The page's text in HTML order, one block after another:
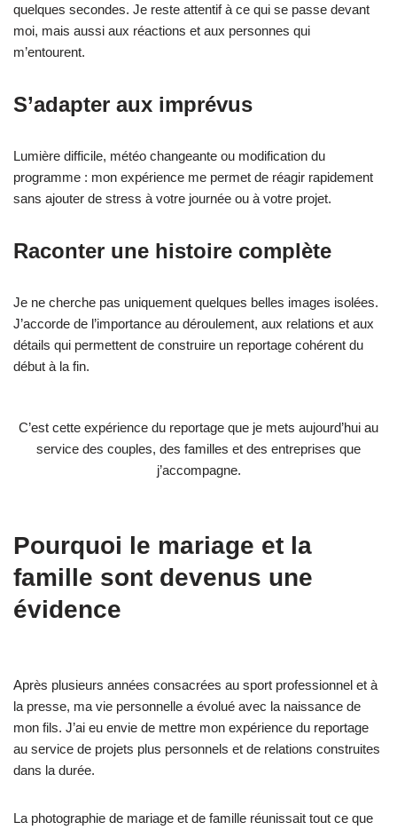
quelques secondes. Je reste attentif à ce qui se passe devant
moi, mais aussi aux réactions et aux personnes qui
m’entourent.
S’adapter aux imprévus
Lumière difficile, météo changeante ou modification du
programme : mon expérience me permet de réagir rapidement
sans ajouter de stress à votre journée ou à votre projet.
Raconter une histoire complète
Je ne cherche pas uniquement quelques belles images isolées.
J’accorde de l’importance au déroulement, aux relations et aux
détails qui permettent de construire un reportage cohérent du
début à la fin.
C’est cette expérience du reportage que je mets aujourd’hui au
service des couples, des familles et des entreprises que
j’accompagne.
Pourquoi le mariage et la
famille sont devenus une
évidence
Après plusieurs années consacrées au sport professionnel et à
la presse, ma vie personnelle a évolué avec la naissance de
mon fils. J’ai eu envie de mettre mon expérience du reportage
au service de projets plus personnels et de relations construites
dans la durée.
La photographie de mariage et de famille réunissait tout ce que